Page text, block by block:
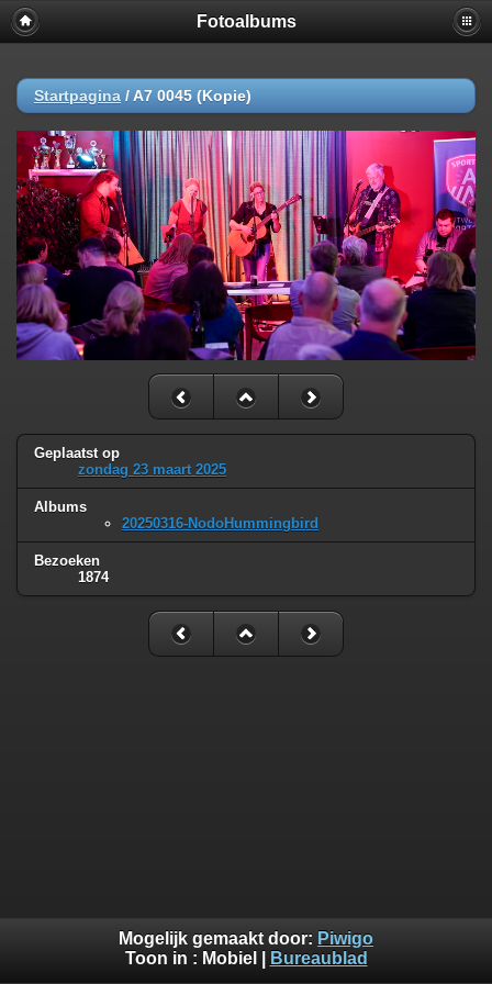
Fotoalbums
Startpagina / A7 0045 (Kopie)
Geplaatst op
zondag 23 maart 2025
Albums
20250316-NodoHummingbird
Bezoeken
1874
Mogelijk gemaakt door: Piwigo
Toon in : Mobiel Bureaublad